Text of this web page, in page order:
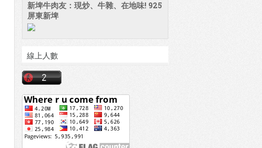
新埤牛肉友：現炒、牛雜、在地味! 925
屏東新埤
線上人數